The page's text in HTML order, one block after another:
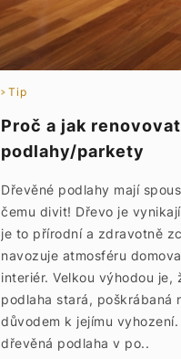
Tip
Proč a jak
podlahy/parkety
Dřevěné podlahy mají
čemu divit! Dřevo je
je to přírodní a zdravotně
navozuje atmosféru
interiér. Velkou výhodou
podlaha stará, poškrábaná
důvodem k jejímu
dřevěná podlaha v po..